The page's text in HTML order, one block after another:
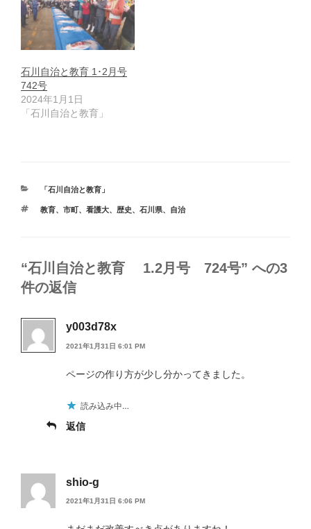
石川自治と教育 1･2月号
742号
2024年1月1日
「石川自治と教育」
カ
ゴ
「石川自治と教育」
タ
教育、市町、看護大、 歴史、 石川県、 自治
“石川自治と教育 1.2月号 724号” への3
件の返信
y003d78x
2021年1月31日 6:01 PM
ページの作り方が少し分かってきました。
読み込み中…
返信
shio-g
2021年1月31日 6:06 PM